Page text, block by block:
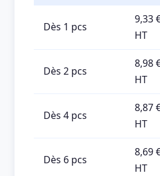
Dès 1 pcs
9,33
HT
Dès 2 pcs
8,98
HT
Dès 4 pcs
8,87
HT
Dès 6 pcs
8,69
HT